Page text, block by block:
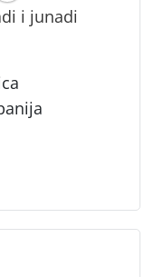
i junadi